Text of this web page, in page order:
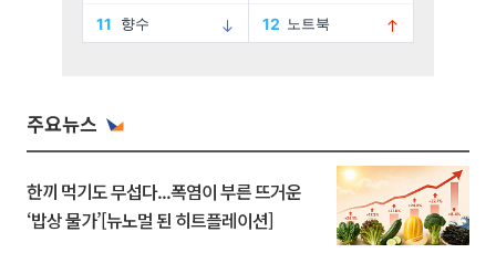
주요뉴스
한끼 먹기도 무섭다...폭염이 부른 뜨거운
‘밥상 물가’[뉴노멀 된 히트플레이션]